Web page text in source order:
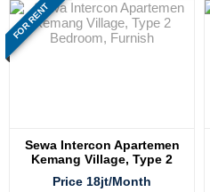
FOR RENT
Sewa Intercon Apartemen
Kemang Village, Type 2
Price 18jt/Month